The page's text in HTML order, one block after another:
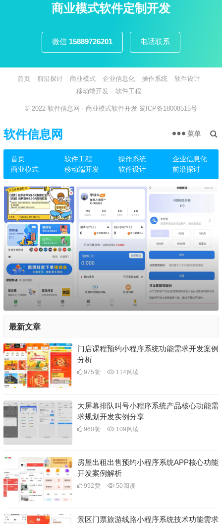
商业模式软件定制开发
微信 15889726201 电话联系
首页 前沿探讨 商业模式 企业信息化 操作系统
软件设计
移动端开发
软件工程
© 2022 软件信息网 - 商业模式软件开发 蜀ICP备18008515号
软件信息网
首页 软件工程 操作系统
企业信息化
商业模式
移动端开发 软件设计 前沿探讨
菜单
最新文章
门店课程预约小程序系统功能需求开发案例
分析
975赞 114阅读
大屏幕排队叫号小程序系统产品核心功能需
求规划开发实例分享
960赞 109 阅读
房屋出租出售预约小程序系统APP核心功能
开发案例解析
992赞 50 阅读
景区门票旅游线路小程序系统技术功能需求